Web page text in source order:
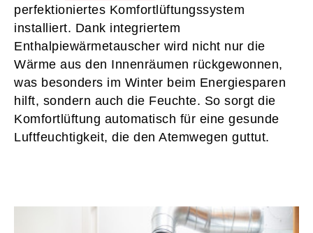
perfektioniertes Komfortlüftungssystem
installiert. Dank integriertem
Enthalpiewärmetauscher wird nicht nur die
Wärme aus den Innenräumen rückgewonnen,
was besonders im Winter beim Energiesparen
hilft, sondern auch die Feuchte. So sorgt die
Komfortlüftung automatisch für eine gesunde
Luftfeuchtigkeit, die den Atemwegen guttut.